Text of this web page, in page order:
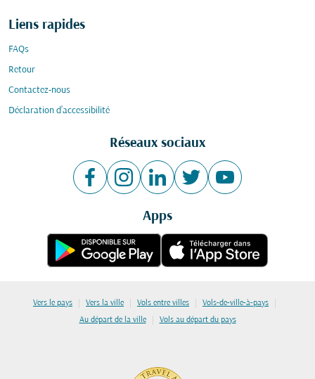
Liens rapides
FAQs
Retour
Contactez-nous
Déclaration d’accessibilité
Réseaux sociaux
Apps
Vers le pays | Vers la ville | Vols entre villes | Vols-de-ville-à-pays |
Au départ de la ville | Vols au départ du pays